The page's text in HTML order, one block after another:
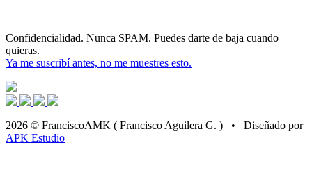
Confidencialidad. Nunca SPAM. Puedes darte de baja cuando
quieras.
Ya me suscribí antes, no me muestres esto.
2026 © FranciscoAMK ( Francisco Aguilera G. ) • Diseñado por
APK Estudio